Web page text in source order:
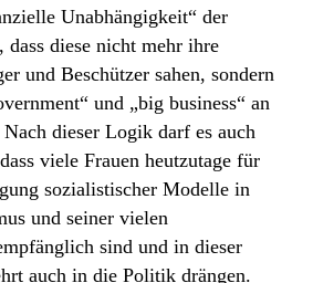
Unabhängigkeit“ der
dass diese nicht mehr ihre
und Beschützer sahen, sondern
und „big business“ an
dieser Logik darf es auch
viele Frauen heutzutage für
sozialistischer Modelle in
und seiner vielen
sind und in dieser
auch in die Politik drängen.